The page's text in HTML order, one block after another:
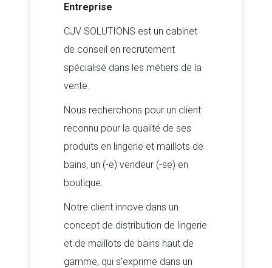
Entreprise
CJV SOLUTIONS est un cabinet
de conseil en recrutement
spécialisé dans les métiers de la
vente.
Nous recherchons pour un client
reconnu pour la qualité de ses
produits en lingerie et maillots de
bains, un (-e) vendeur (-se) en
boutique.
Notre client innove dans un
concept de distribution de lingerie
et de maillots de bains haut de
gamme, qui s’exprime dans un